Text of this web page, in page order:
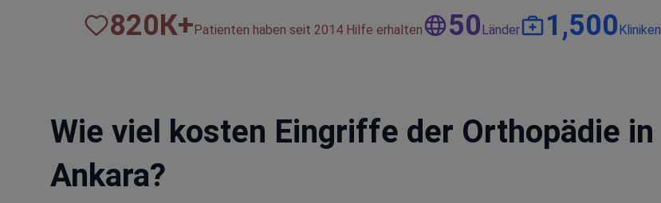
820К+Patienten haben seit 2014 Hilfe erhalten 50Länder 1,500Kliniken
Wie viel kosten Eingriffe der Orthopädie in
Ankara?